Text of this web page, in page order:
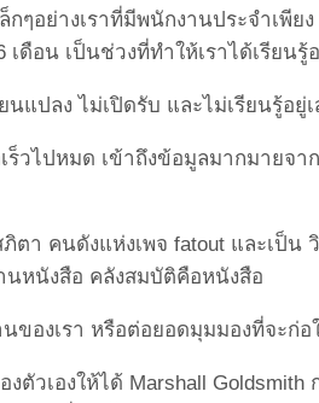
ๆอย่างเราที่มีพนักงานประจำเพีย
ดือน เป็นช่วงที่ทำให้เราได้เรียนรู้
นแปลง ไม่เปิดรับ และไม่เรียนรู้
วไปหมด เข้าถึงข้อมูลมากมายจา
ตา คนดังแห่งเพจ fatout และเป็น
นหนังสือ คลังสมบัติคือหนังสือ
ของเรา หรือต่อยอดมุมมองที่จะก่อ
ตัวเองให้ได้ Marshall